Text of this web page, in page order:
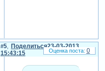
Поделиться
5
23-03-2013
15:43:15
0